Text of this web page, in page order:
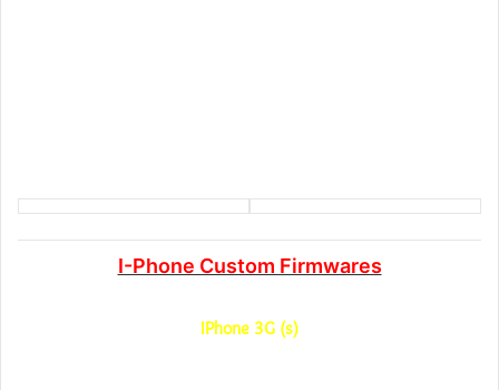
I-Phone Custom Firmwares
IPhone 3G (s)